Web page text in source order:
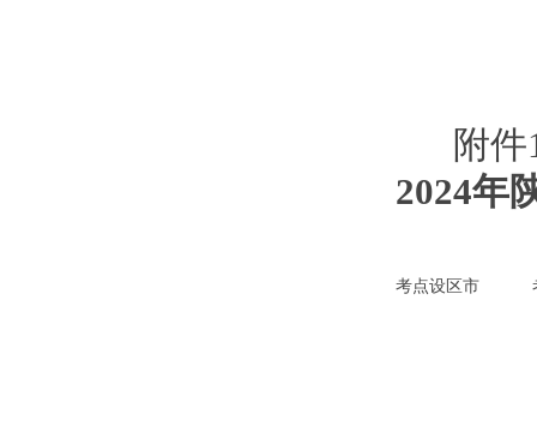
附件
2024年
考点设区市